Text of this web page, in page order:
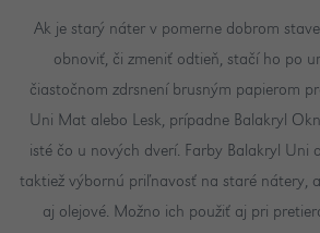
Ak je starý náter v pomerne dobrom
obnoviť, či zmeniť odtieň, stačí ho po
čiastočnom zdrsnení brusným papierom
Uni Mat alebo Lesk, prípadne Balakryl
isté čo u nových dverí. Farby Balakryl Uni
taktiež výbornú priľnavosť na staré nátery,
aj olejové. Možno ich použiť aj pri